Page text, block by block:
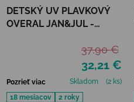
DETSKÝ UV PLAVKOVÝ
OVERAL JAN&JUL -
32,21 €
37,90 €
Pozrieť viac Skladom
(2 ks)
18 mesiacov
2 roky